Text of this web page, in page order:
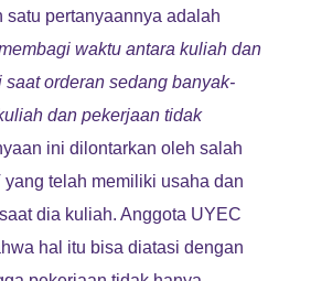
satu pertanyaannya adalah
waktu antara kuliah dan
orderan sedang banyak-
dan pekerjaan tidak
ini dilontarkan oleh salah
telah memiliki usaha dan
dia kuliah. Anggota UYEC
hal itu bisa diatasi dengan